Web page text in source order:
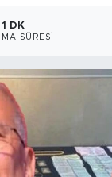
1 DK
SÜRESI